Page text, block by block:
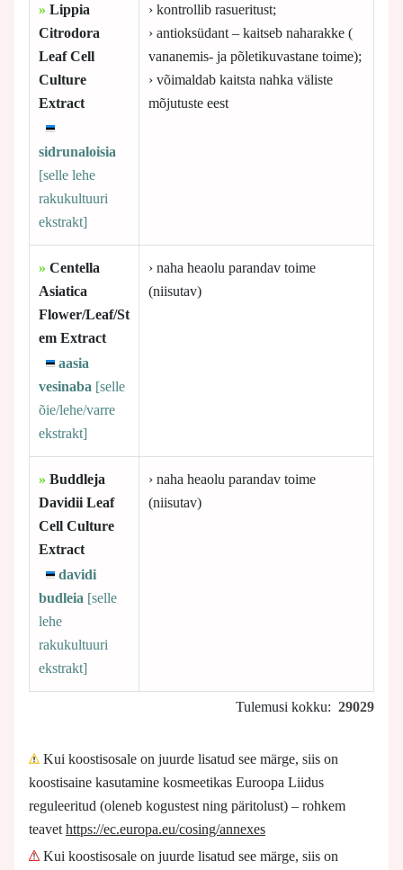
» Lippia
Citrodora
Leaf Cell
Culture
Extract
sidrunaloisia
[selle lehe
rakukultuuri
ekstrakt]
› kontrollib rasueritust;
› antioksüdant – kaitseb naharakke (
vananemis- ja põletikuvastane toime);
› võimaldab kaitsta nahka väliste
mõjutuste eest
» Centella
Asiatica
Flower/Leaf/St
em Extract
aasia
vesinaba [selle
õie/lehe/varre
ekstrakt]
› naha heaolu parandav toime
(niisutav)
» Buddleja
Davidii Leaf
Cell Culture
Extract
davidi
budleia [selle
lehe
rakukultuuri
ekstrakt]
› naha heaolu parandav toime
(niisutav)
Tulemusi kokku: 29029
Kui koostisosale on juurde lisatud see märge, siis on
koostisaine kasutamine kosmeetikas Euroopa Liidus
reguleeritud (oleneb kogustest ning päritolust) – rohkem
teavet https://ec.europa.eu/cosing/annexes
Kui koostisosale on juurde lisatud see märge, siis on